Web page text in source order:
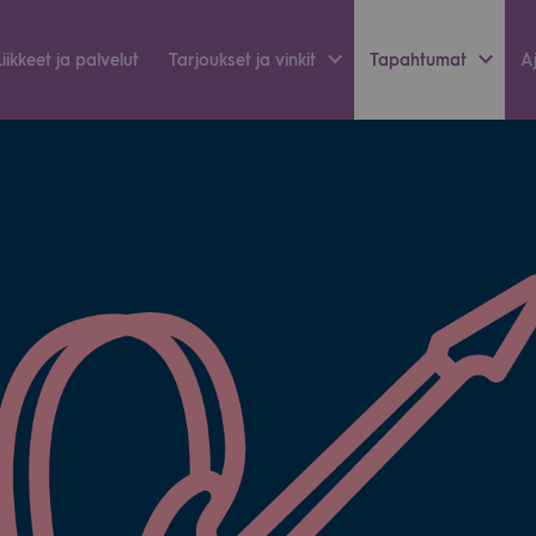
ja pal­ve­lut Tar­jouk­set ja vin­kit Tapah­tu­mat